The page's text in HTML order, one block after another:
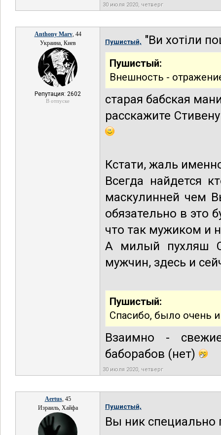
30 июля 2020, четверг
Anthony Marv, 44
Украина, Киев
Репутация: 2602
В отпуске
Пушистый, "Ви хотіли
Пушистый:
Внешность -
старая бабская
расскажите
Кстати, жаль
Всегда найдется
маскулинней чем
обязательно в это
что так мужиком и
А милый пухляш
мужчин, здесь и
Пушистый:
Спасибо, было очень
Взаимно -
баборабов (нет)
30 июля 2020, четверг
Aertus, 45
Израиль, Хайфа
Пушистый,
Вы ник специально